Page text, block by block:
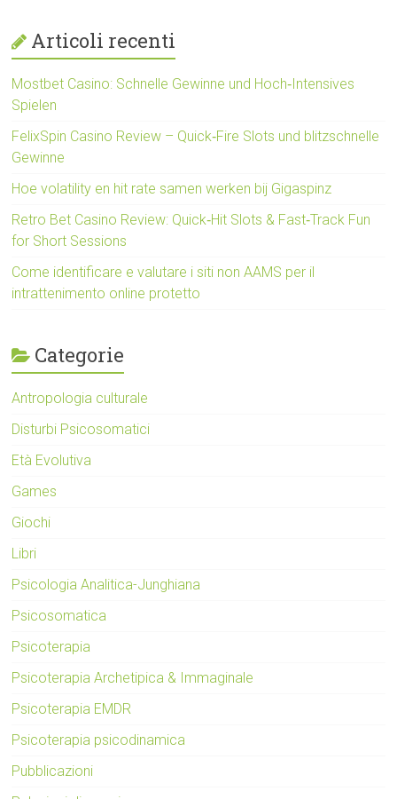
Articoli recenti
Mostbet Casino: Schnelle Gewinne und Hoch‑Intensives
Spielen
FelixSpin Casino Review – Quick‑Fire Slots und blitzschnelle
Gewinne
Hoe volatility en hit rate samen werken bij Gigaspinz
Retro Bet Casino Review: Quick‑Hit Slots & Fast‑Track Fun
for Short Sessions
Come identificare e valutare i siti non AAMS per il
intrattenimento online protetto
Categorie
Antropologia culturale
Disturbi Psicosomatici
Età Evolutiva
Games
Giochi
Libri
Psicologia Analitica-Junghiana
Psicosomatica
Psicoterapia
Psicoterapia Archetipica & Immaginale
Psicoterapia EMDR
Psicoterapia psicodinamica
Pubblicazioni